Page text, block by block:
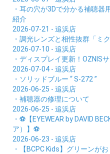
・耳の穴が3Dで分かる補聴
紹介
2026-07-21 - 追浜店
・調光レンズと相性抜群「ミ
2026-07-10 - 追浜店
・ディスプレイ更新！OZNIS
2026-07-04 - 追浜店
・ソリッドブルー “ S-272 ”
2026-06-25 - 追浜店
・補聴器の修理について
2026-06-25 - 追浜店
・⚽【EYEWEAR by DAVID
ア）】⚽
2026-06-23 - 追浜店
・【BCPC Kids】グリーンが